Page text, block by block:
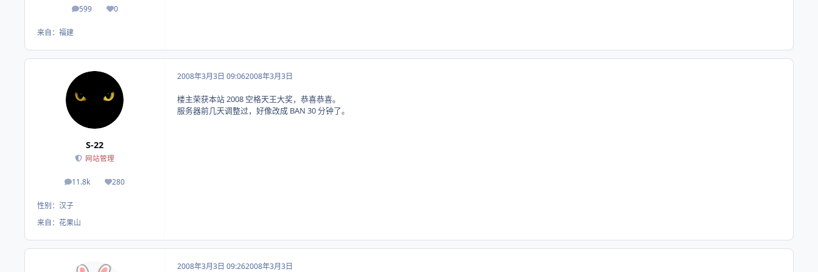
599
帖子 0
荣誉积分
来自： 福建
S-22
网站管理
11.8k
帖子 280
荣誉积分
性别： 汉子
来自： 花果山
2008年3月3日 09:062008年3月3日
楼主荣获本站 2008 空格天王大奖，恭喜恭喜。
服务器前几天调整过，好像改成 BAN 30 分钟了。
2008年3月3日 09:262008年3月3日